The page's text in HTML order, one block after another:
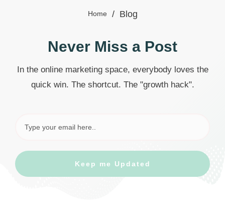
Home / Blog
Never Miss a Post
In the online marketing space, everybody loves the
quick win. The shortcut. The "growth hack".
Keep me Updated